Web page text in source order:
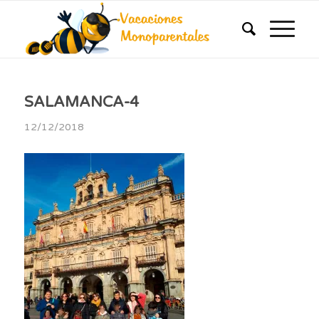
SALAMANCA-4
12/12/2018